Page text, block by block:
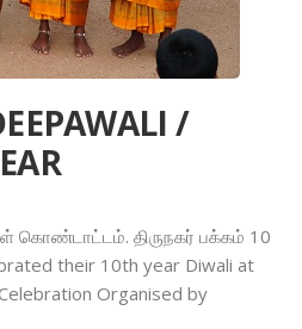
/
கொண்டாட்டம். திருநகர் பக்கம் 10
their 10th year Diwali at
Celebration Organised by